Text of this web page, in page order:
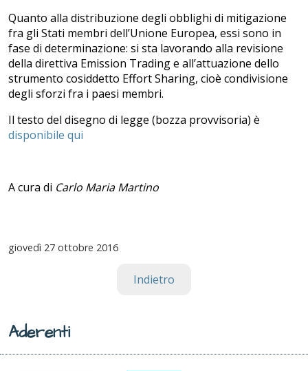
Quanto alla distribuzione degli obblighi di mitigazione
fra gli Stati membri dell’Unione Europea, essi sono in
fase di determinazione: si sta lavorando alla revisione
della direttiva Emission Trading e all’attuazione dello
strumento cosiddetto Effort Sharing, cioè condivisione
degli sforzi fra i paesi membri.
Il testo del disegno di legge (bozza provvisoria) è
disponibile qui
A cura di Carlo Maria Martino
giovedì 27 ottobre 2016
Indietro
Aderenti